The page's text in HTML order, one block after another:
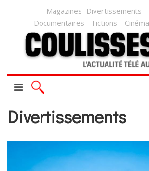
Magazines Divertissements
Documentaires
Fictions Cinéma
Divertissements